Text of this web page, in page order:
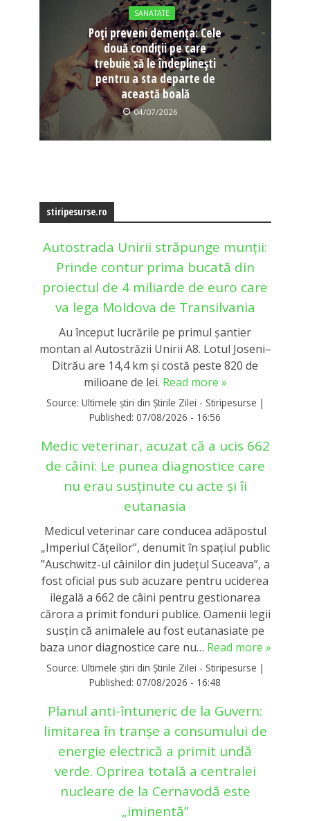
SANATATE
Poți preveni demența: Cele
două condiții pe care
trebuie să le îndeplinești
pentru a sta departe de
această boală
04/07/2026
stiripesurse.ro
Autostrada Unirii străpunge munții:
Prinde contur prima bucată din
proiectul de 4 miliarde de euro care
va lega Moldova de Transilvania
Au început lucrările pe primul șantier
montan al Autostrăzii Unirii A8. Lotul Joseni–
Ditrău are 14,4 km și costă peste 820 de
milioane de lei. Read more »
Source: Ultimele știri din Știrile Zilei - Stiripesurse |
Published: 07/08/2026 - 16:56
Medic veterinar, acuzat că a ucis 662
de câini: Le punea diagnostice care
nu erau susținute cu acte și îi
eutanasia
Medicul veterinar care conducea adăpostul
„Imperiul Căţeilor”, denumit în spaţiul public
”Auschwitz-ul câinilor din judeţul Suceava”, a
fost oficial pus sub acuzare pentru uciderea
ilegală a 662 de câini pentru gestionarea
cărora a primit fonduri publice. Oamenii legii
susțin că animalele au fost eutanasiate pe
baza unor diagnostice care nu… Read more »
Source: Ultimele știri din Știrile Zilei - Stiripesurse |
Published: 07/08/2026 - 16:48
Planul anti-întuneric de la Guvern:
limitarea în tranşe a consumului de
energie electrică a primit undă
verde. Oprirea totală a centralei
nucleare de la Cernavodă este
„iminentă”